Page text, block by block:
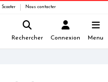
Nous contacter
Rechercher Connexion Menu